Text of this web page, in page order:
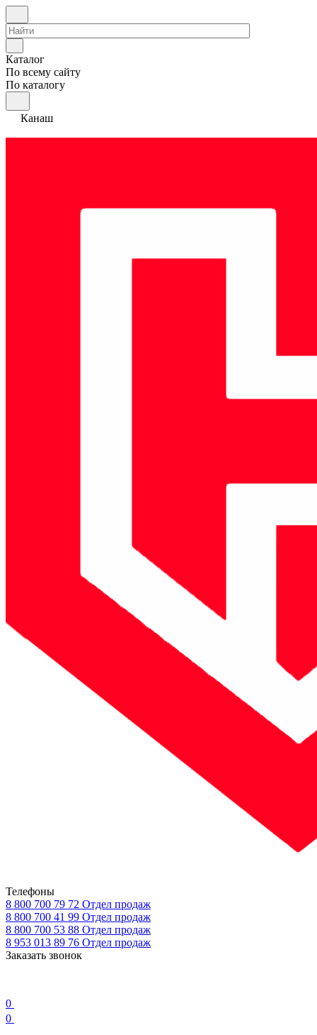
Каталог
По всему сайту
По каталогу
Канаш
Телефоны
8 800 700 79 72 Отдел продаж
8 800 700 41 99 Отдел продаж
8 800 700 53 88 Отдел продаж
8 953 013 89 76 Отдел продаж
Заказать звонок
0
0